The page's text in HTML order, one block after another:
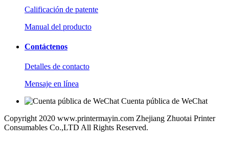
Calificación de patente
Manual del producto
Contáctenos
Detalles de contacto
Mensaje en línea
Cuenta pública de WeChat
Copyright 2020 www.printermayin.com Zhejiang Zhuotai Printer
Consumables Co.,LTD All Rights Reserved.